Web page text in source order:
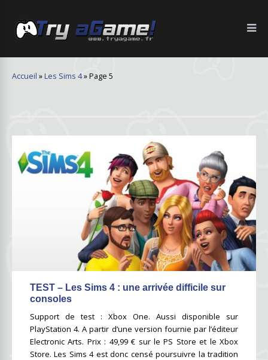
Accueil » Les Sims 4»Page 5
TEST – Les Sims 4 : une arrivée difficile sur
consoles
Support de test : Xbox One. Aussi disponible sur
PlayStation 4. A partir d’une version fournie par l’éditeur
Electronic Arts. Prix : 49,99 € sur le PS Store et le Xbox
Store. Les Sims 4 est donc censé poursuivre la tradition